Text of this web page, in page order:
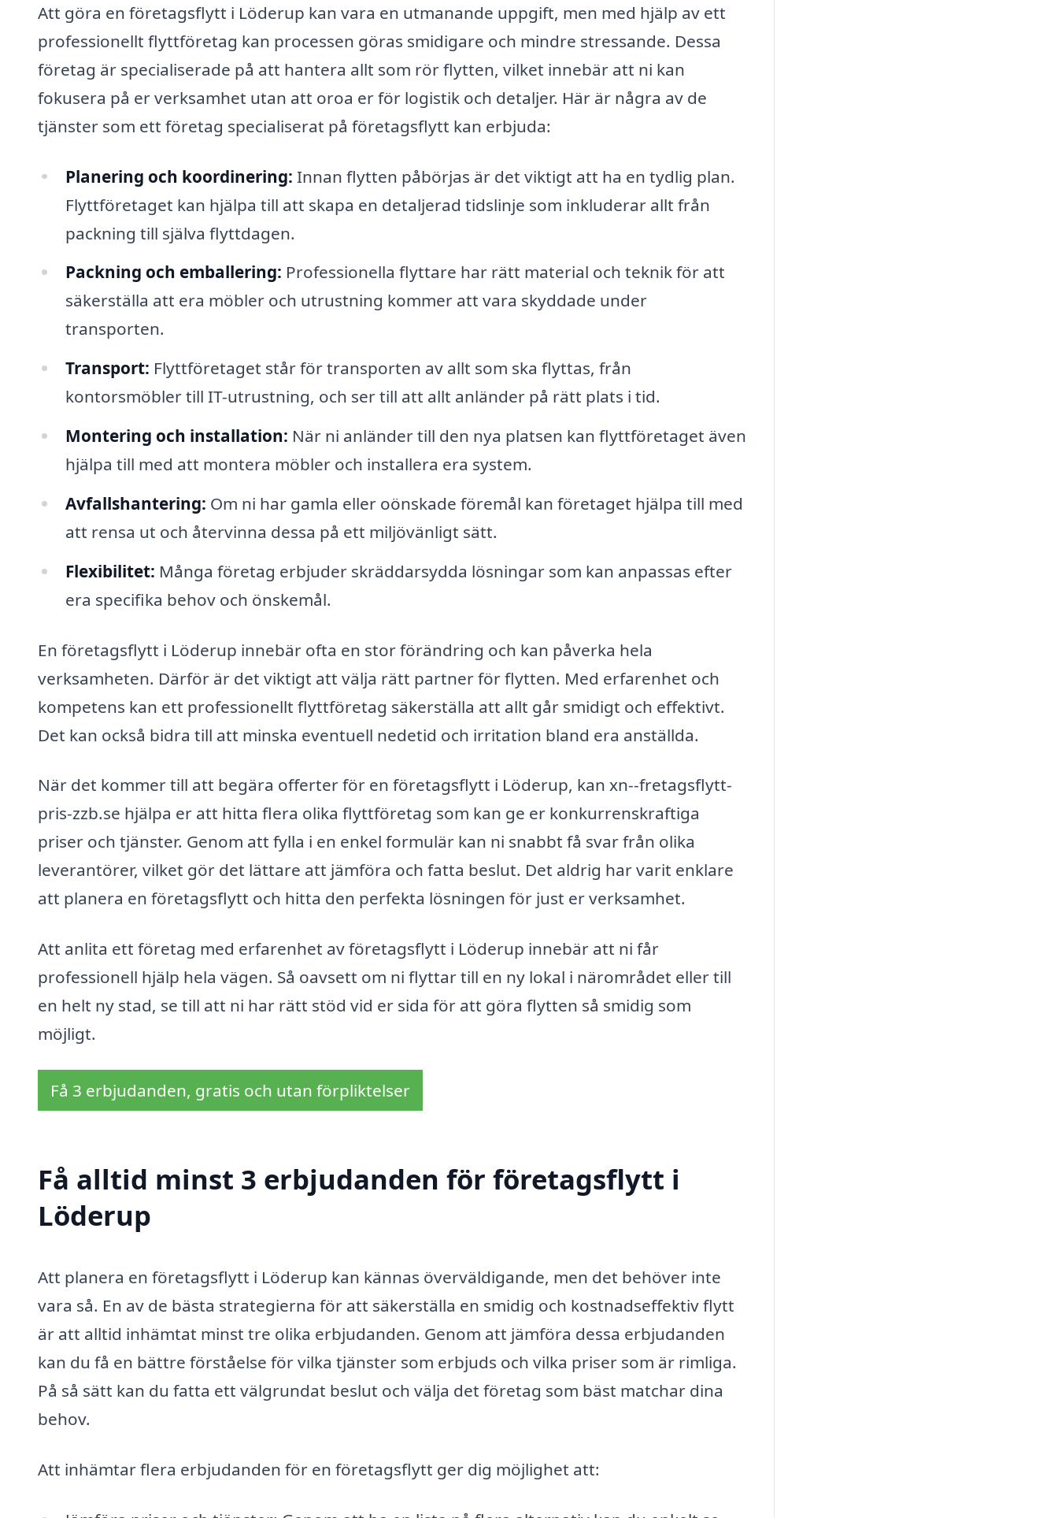
Att göra en företagsflytt i Löderup kan vara en utmanande uppgift, men med hjälp av ett
professionellt flyttföretag kan processen göras smidigare och mindre stressande. Dessa
företag är specialiserade på att hantera allt som rör flytten, vilket innebär att ni kan
fokusera på er verksamhet utan att oroa er för logistik och detaljer. Här är några av de
tjänster som ett företag specialiserat på företagsflytt kan erbjuda:
Planering och koordinering: Innan flytten påbörjas är det viktigt att ha en tydlig plan.
Flyttföretaget kan hjälpa till att skapa en detaljerad tidslinje som inkluderar allt från
packning till själva flyttdagen.
Packning och emballering: Professionella flyttare har rätt material och teknik för att
säkerställa att era möbler och utrustning kommer att vara skyddade under
transporten.
Transport: Flyttföretaget står för transporten av allt som ska flyttas, från
kontorsmöbler till IT-utrustning, och ser till att allt anländer på rätt plats i tid.
Montering och installation: När ni anländer till den nya platsen kan flyttföretaget även
hjälpa till med att montera möbler och installera era system.
Avfallshantering: Om ni har gamla eller oönskade föremål kan företaget hjälpa till med
att rensa ut och återvinna dessa på ett miljövänligt sätt.
Flexibilitet: Många företag erbjuder skräddarsydda lösningar som kan anpassas efter
era specifika behov och önskemål.
En företagsflytt i Löderup innebär ofta en stor förändring och kan påverka hela
verksamheten. Därför är det viktigt att välja rätt partner för flytten. Med erfarenhet och
kompetens kan ett professionellt flyttföretag säkerställa att allt går smidigt och effektivt.
Det kan också bidra till att minska eventuell nedetid och irritation bland era anställda.
När det kommer till att begära offerter för en företagsflytt i Löderup, kan xn--fretagsflytt-
pris-zzb.se hjälpa er att hitta flera olika flyttföretag som kan ge er konkurrenskraftiga
priser och tjänster. Genom att fylla i en enkel formulär kan ni snabbt få svar från olika
leverantörer, vilket gör det lättare att jämföra och fatta beslut. Det aldrig har varit enklare
att planera en företagsflytt och hitta den perfekta lösningen för just er verksamhet.
Att anlita ett företag med erfarenhet av företagsflytt i Löderup innebär att ni får
professionell hjälp hela vägen. Så oavsett om ni flyttar till en ny lokal i närområdet eller till
en helt ny stad, se till att ni har rätt stöd vid er sida för att göra flytten så smidig som
möjligt.
Få 3 erbjudanden, gratis och utan förpliktelser
Få alltid minst 3 erbjudanden för företagsflytt i
Löderup
Att planera en företagsflytt i Löderup kan kännas överväldigande, men det behöver inte
vara så. En av de bästa strategierna för att säkerställa en smidig och kostnadseffektiv flytt
är att alltid inhämtat minst tre olika erbjudanden. Genom att jämföra dessa erbjudanden
kan du få en bättre förståelse för vilka tjänster som erbjuds och vilka priser som är rimliga.
På så sätt kan du fatta ett välgrundat beslut och välja det företag som bäst matchar dina
behov.
Att inhämtar flera erbjudanden för en företagsflytt ger dig möjlighet att: